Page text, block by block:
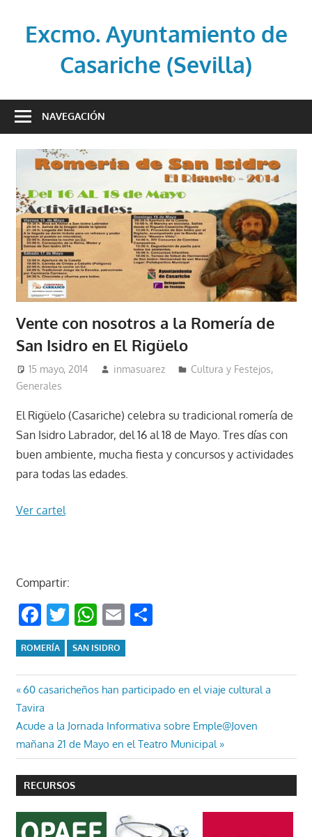
contenidoExcmo. Ayuntamiento de
Casariche (Sevilla)
oficial
Ayuntamiento
(Sevilla)
NAVEGACIÓN
Vente con nosotros a la Romería de
San Isidro en El Rigüelo
15 mayo, 2014 inmasuarez Cultura y Festejos,
Generales
El Rigüelo (Casariche) celebra su tradicional romería de
San Isidro Labrador, del 16 al 18 de Mayo. Tres días con
buen ambiente, mucha fiesta y concursos y actividades
para todas las edades.
Ver cartel
Compartir:
Facebook
Twitter
WhatsApp
EmailCompartir
ROMERÍA SAN ISIDRO
Navegación
de
entradas
Entrada
anterior:
60 casaricheños han participado en el viaje cultural a
Tavira
Entrada
siguiente:
Acude a la Jornada Informativa sobre Emple@Joven
mañana 21 de Mayo en el Teatro Municipal
RECURSOS